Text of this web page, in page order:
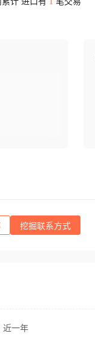
挖掘联系方式
近一年